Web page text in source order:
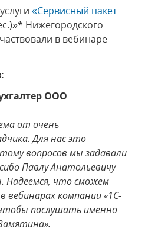
«Сервисный пакет
Нижегородского
в вебинаре
ООО
от очень
Для нас это
вопросов мы задавали
Павлу Анатольевичу
Надеемся, что сможем
вебинарах компании «1С-
послушать именно